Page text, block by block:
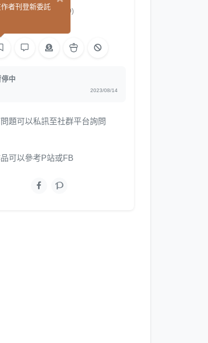
優咲 (0)
中
2023/08/14
題可以私訊至社群平台詢問
可以參考P站或FB
者刊登新委託